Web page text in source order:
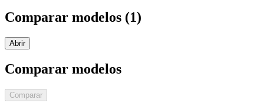
Comparar modelos (1)
Abrir
Comparar modelos
Comparar